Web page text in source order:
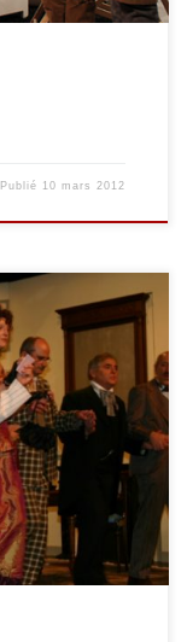
Publié 10 mars 2012